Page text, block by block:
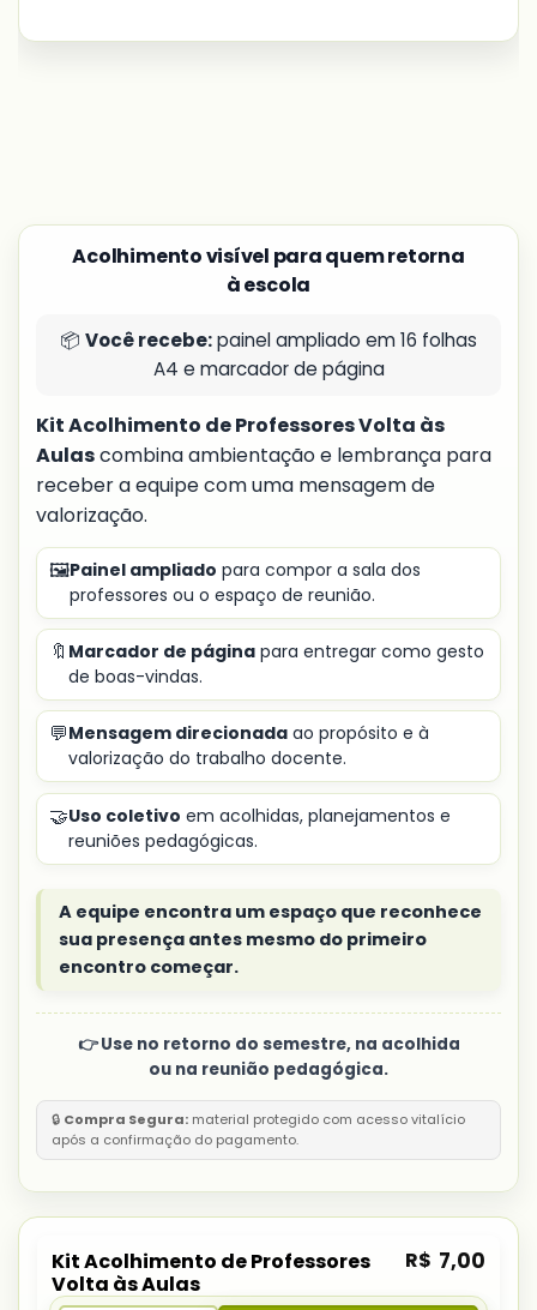
Acolhimento visível para quem retorna
à escola
📦 Você recebe:painel ampliado em 16 folhas
A4 e marcador de página
Kit Acolhimento de Professores Volta às
Aulascombina ambientação e lembrança para
receber a equipe com uma mensagem de
valorização.
🖼️Painel ampliado para compor a sala dos
professores ou o espaço de reunião.
🔖 Marcador de página para entregar como gesto
de boas-vindas.
💬Mensagem direcionada ao propósito e à
valorização do trabalho docente.
🤝Uso coletivo em acolhidas, planejamentos e
reuniões pedagógicas.
A equipe encontra um espaço que reconhece
sua presença antes mesmo do primeiro
encontro começar.
👉 Use no retorno do semestre, na acolhida
ou na reunião pedagógica.
🔒 Compra Segura: material protegido com acesso vitalício
após a confirmação do pagamento.
Kit Acolhimento de Professores
Volta às Aulas
R$ 7,00